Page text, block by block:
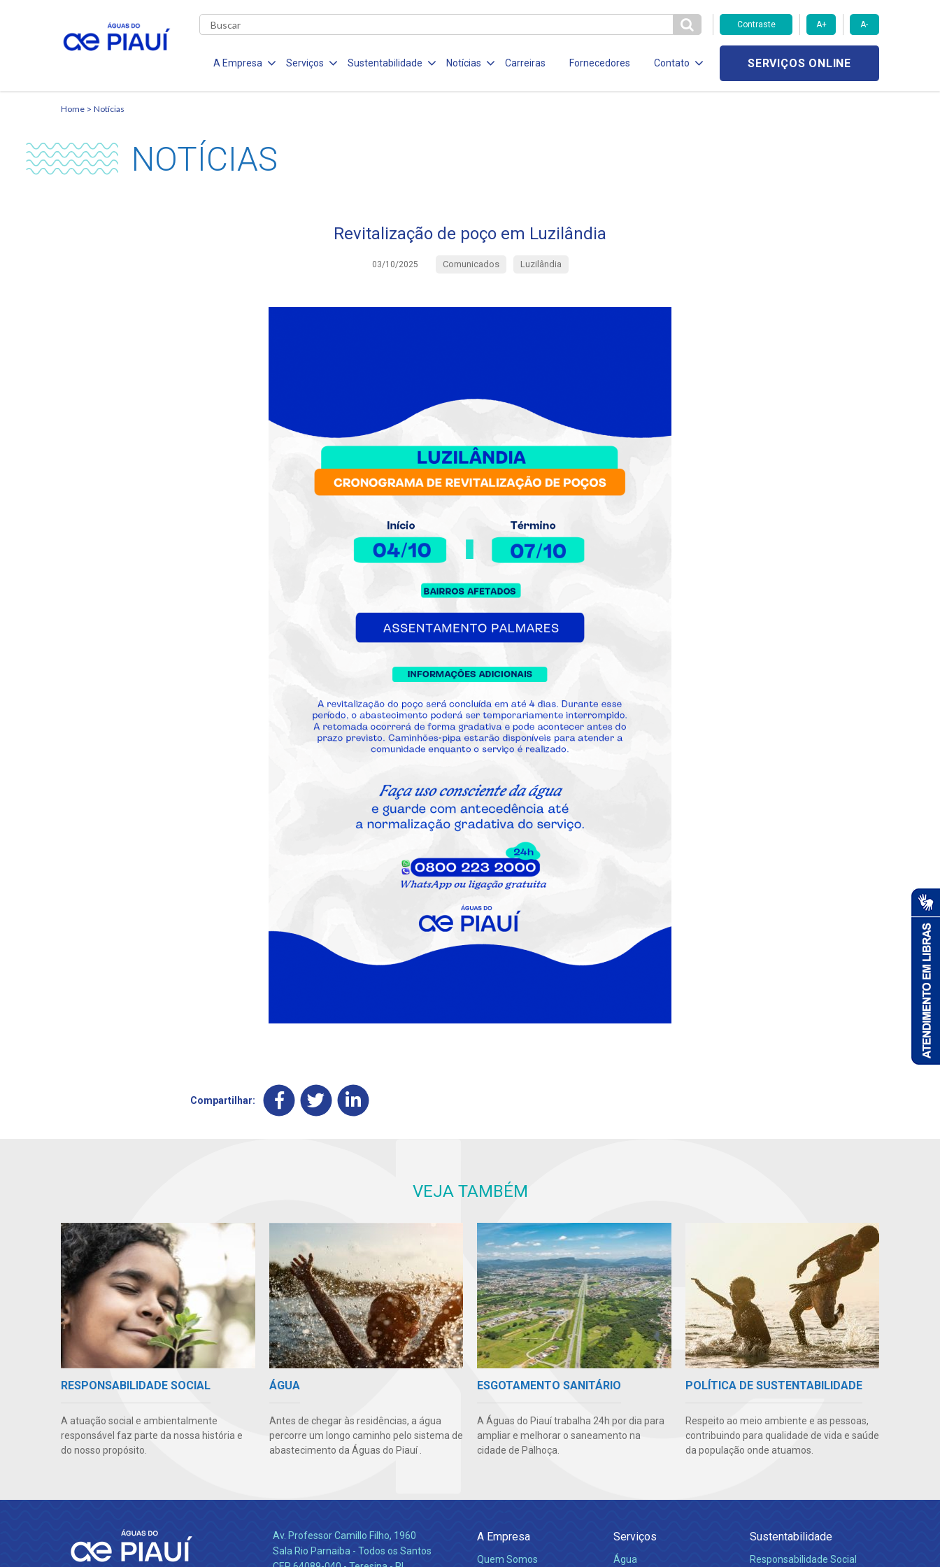
Contraste A+ A-
A Empresa Serviços Sustentabilidade Notícias Carreiras Fornecedores Contato SERVIÇOS ONLINE
Home Notícias
NOTÍCIAS
Revitalização de poço em Luzilândia
03/10/2025 Comunicados Luzilândia
Compartilhar:
VEJA TAMBÉM
RESPONSABILIDADE SOCIAL
A atuação social e ambientalmente
responsável faz parte da nossa história e
do nosso propósito.
ÁGUA
Antes de chegar às residências, a água
percorre um longo caminho pelo sistema de
abastecimento da Águas do Piauí .
ESGOTAMENTO SANITÁRIO
A Águas do Piauí trabalha 24h por dia para
ampliar e melhorar o saneamento na
cidade de Palhoça.
POLÍTICA DE SUSTENTABILIDADE
Respeito ao meio ambiente e as pessoas,
contribuindo para qualidade de vida e saúde
da população onde atuamos.
Av. Professor Camillo Filho, 1960
Sala Rio Parnaiba - Todos os Santos
A Empresa
Quem Somos
Serviços
Água
Sustentabilidade
Responsabilidade Social